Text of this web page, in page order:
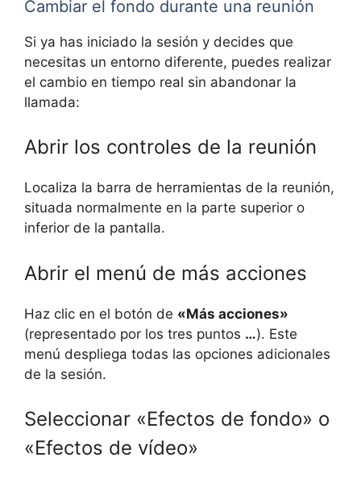
Cambiar el fondo durante una reunión
Si ya has iniciado la sesión y decides que
necesitas un entorno diferente, puedes realizar
el cambio en tiempo real sin abandonar la
llamada:
Abrir los controles de la reunión
Localiza la barra de herramientas de la reunión,
situada normalmente en la parte superior o
inferior de la pantalla.
Abrir el menú de más acciones
Haz clic en el botón de «Más acciones»
(representado por los tres puntos …). Este
menú despliega todas las opciones adicionales
de la sesión.
Seleccionar «Efectos de fondo» o
«Efectos de vídeo»